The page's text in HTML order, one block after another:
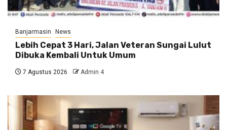
Banjarmasin News
Lebih Cepat 3 Hari, Jalan Veteran Sungai Lulut
Dibuka Kembali Untuk Umum
7 Agustus 2026 Admin 4